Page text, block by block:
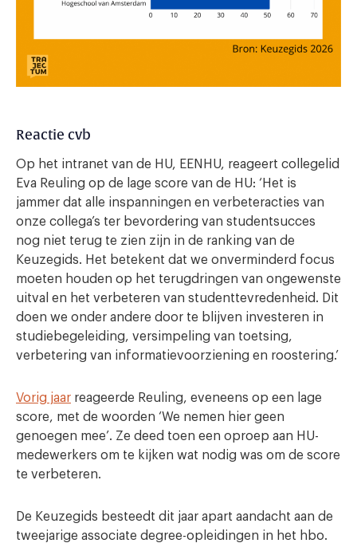
Reactie cvb
Op het intranet van de HU, EENHU, reageert collegelid
Eva Reuling op de lage score van de HU: ‘Het is
jammer dat alle inspanningen en verbeteracties van
onze collega’s ter bevordering van studentsucces
nog niet terug te zien zijn in de ranking van de
Keuzegids. Het betekent dat we onverminderd focus
moeten houden op het terugdringen van ongewenste
uitval en het verbeteren van studenttevredenheid. Dit
doen we onder andere door te blijven investeren in
studiebegeleiding, versimpeling van toetsing,
verbetering van informatievoorziening en roostering.’
Vorig jaar reageerde Reuling, eveneens op een lage
score, met de woorden ‘We nemen hier geen
genoegen mee’. Ze deed toen een oproep aan HU-
medewerkers om te kijken wat nodig was om de score
te verbeteren.
De Keuzegids besteedt dit jaar apart aandacht aan de
tweejarige associate degree-opleidingen in het hbo.